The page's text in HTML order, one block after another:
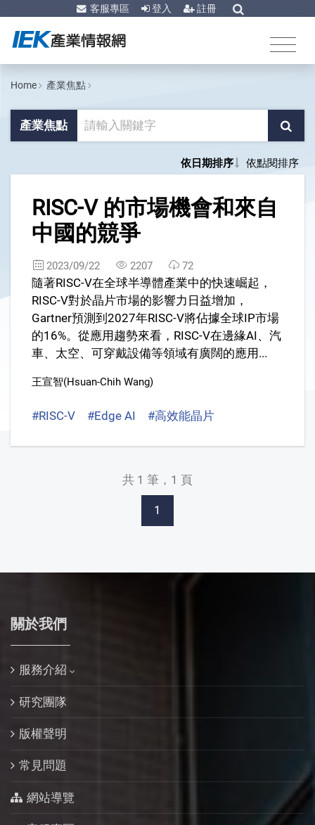
客服專區 登入 註冊
Home 產業焦點
產業焦點
依日期排序 依點閱排序
RISC-V 的市場機會和來自
中國的競爭
2023/09/22 2207 72
隨著RISC-V在全球半導體產業中的快速崛起，
RISC-V對於晶片市場的影響力日益增加，
Gartner預測到2027年RISC-V將佔據全球IP市場
的16%。從應用趨勢來看，RISC-V在邊緣AI、汽
車、太空、可穿戴設備等領域有廣闊的應用...
王宣智(Hsuan-Chih Wang)
#RISC-V #Edge AI #高效能晶片
共 1 筆，1 頁
1
關於我們
服務介紹
研究團隊
版權聲明
常見問題
網站導覽